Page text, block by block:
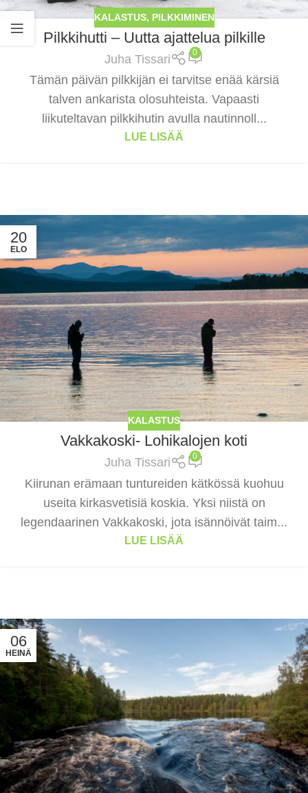
KALASTUS, PILKKIMINEN
Pilkkihutti – Uutta ajattelua pilkille
Juha Tissari 0
Tämän päivän pilkkijän ei tarvitse enää kärsiä
talven ankarista olosuhteista. Vapaasti
liikuteltavan pilkkihutin avulla nautinnoll...
LUE LISÄÄ
20
ELO
KALASTUS
Vakkakoski- Lohikalojen koti
Juha Tissari 0
Kiirunan erämaan tuntureiden kätkössä kuohuu
useita kirkasvetisiä koskia. Yksi niistä on
legendaarinen Vakkakoski, jota isännöivät taim...
LUE LISÄÄ
06
HEINÄ